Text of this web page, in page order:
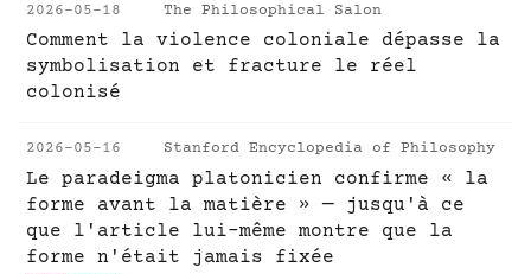
2026-05-18 The Philosophical Salon
Comment la violence coloniale dépasse la
symbolisation et fracture le réel
colonisé
2026-05-16 Stanford Encyclopedia of Philosophy
Le paradeigma platonicien confirme « la
forme avant la matière » — jusqu'à ce
que l'article lui-même montre que la
forme n'était jamais fixée